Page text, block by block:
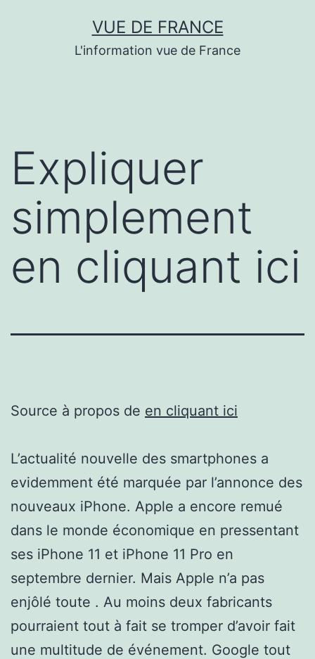
VUE DE FRANCE
L'information vue de France
Expliquer
simplement
en cliquant ici
Source à propos de en cliquant ici
L’actualité nouvelle des smartphones a
evidemment été marquée par l’annonce des
nouveaux iPhone. Apple a encore remué
dans le monde économique en pressentant
ses iPhone 11 et iPhone 11 Pro en
septembre dernier. Mais Apple n’a pas
enjôlé toute . Au moins deux fabricants
pourraient tout à fait se tromper d’avoir fait
une multitude de événement. Google tout